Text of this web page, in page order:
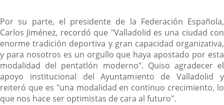
Por su parte, el presidente de la Federación Española,
Carlos Jiménez, recordó que "Valladolid es una ciudad con
enorme tradición deportiva y gran capacidad organizativa,
y para nosotros es un orgullo que haya apostado por esta
modalidad del pentatlón moderno". Quiso agradecer el
apoyo institucional del Ayuntamiento de Valladolid y
reiteró que es "una modalidad en continuo crecimiento, lo
que nos hace ser optimistas de cara al futuro".